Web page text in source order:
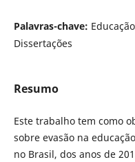
Palavras-chave:
Dissertações
Resumo
Este trabalho tem como
sobre evasão na
no Brasil, dos anos de